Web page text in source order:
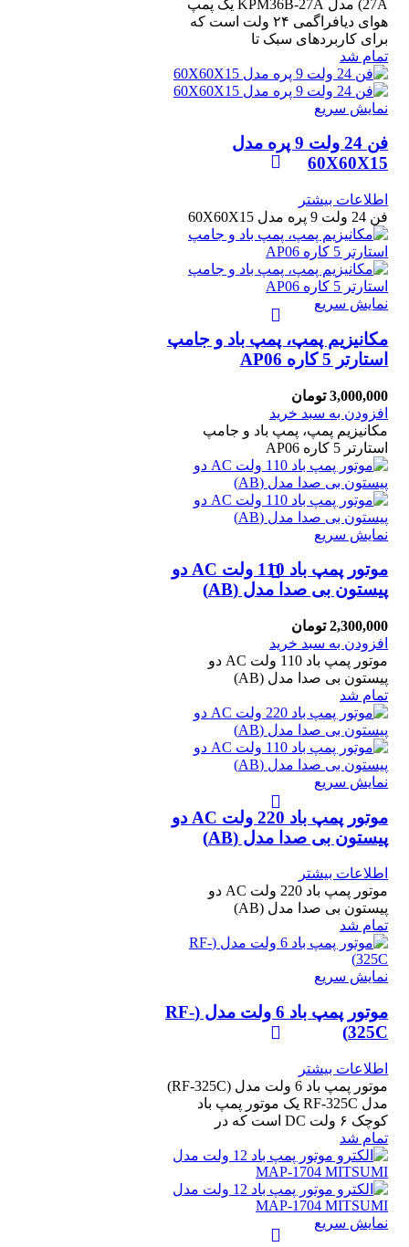
27A) مدل KPM36B-27A یک پمپ
هوای دیافراگمی ۲۴ ولت است که
برای کاربردهای سبک تا
تمام شد
نمایش سریع
فن 24 ولت 9 پره مدل
60X60X15
اطلاعات بیشتر
فن 24 ولت 9 پره مدل 60X60X15
نمایش سریع
مکانیزیم پمپ، پمپ باد و جامپ
استارتر 5 کاره AP06
3,000,000 تومان
افزودن به سبد خرید
مکانیزیم پمپ، پمپ باد و جامپ
استارتر 5 کاره AP06
نمایش سریع
موتور پمپ باد 110 ولت AC دو
پیستون بی صدا مدل (AB)
2,300,000 تومان
افزودن به سبد خرید
موتور پمپ باد 110 ولت AC دو
پیستون بی صدا مدل (AB)
تمام شد
نمایش سریع
موتور پمپ باد 220 ولت AC دو
پیستون بی صدا مدل (AB)
اطلاعات بیشتر
موتور پمپ باد 220 ولت AC دو
پیستون بی صدا مدل (AB)
تمام شد
نمایش سریع
موتور پمپ باد 6 ولت مدل (RF-
325C)
اطلاعات بیشتر
موتور پمپ باد 6 ولت مدل (RF-325C)
مدل RF-325C یک موتور پمپ باد
کوچک ۶ ولت DC است که در
تمام شد
نمایش سریع